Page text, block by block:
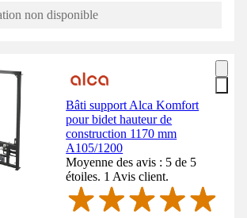
non disponible
Bâti support Alca Komfort
pour bidet hauteur de
construction 1170 mm
A105/1200
Moyenne des avis : 5 de 5
étoiles. 1 Avis client.